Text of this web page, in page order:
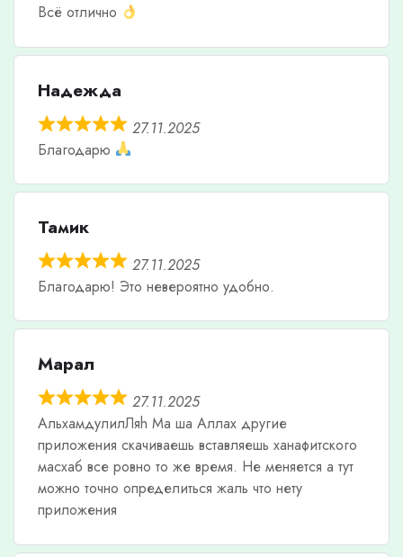
Всё отлично
Надежда
27.11.2025
Благодарю
Тамик
27.11.2025
Благодарю! Это невероятно удобно.
Марал
27.11.2025
АльхамдулилЛяh Ма ша Аллах другие
приложения скачиваешь вставляешь ханафитского
масхаб все ровно то же время. Не меняется а тут
можно точно определиться жаль что нету
приложения